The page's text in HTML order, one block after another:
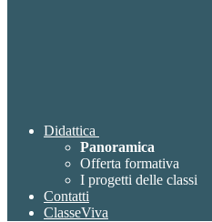
Didattica
Panoramica
Offerta formativa
I progetti delle classi
Contatti
ClasseViva